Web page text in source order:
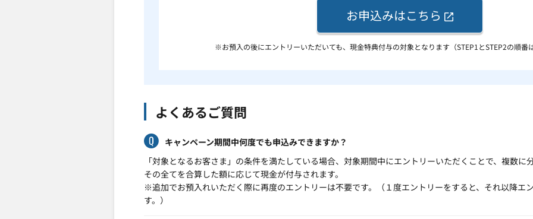
お申込みはこちら
※お預入の後にエントリーいただいても、現金特典付与の対象となります（STEP1とSTEP2の順番
よくあるご質問
キャンペーン期間中何度でも申込みできますか？
「対象となるお客さま」の条件を満たしている場合、対象期間中にエントリーいただくことで、複数に
その全てを合算した額に応じて現金が付与されます。
※追加でお預入れいただく際に再度のエントリーは不要です。（１度エントリーをすると、それ以降エ
す。）